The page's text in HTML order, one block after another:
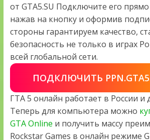
от GTA5.SU Подключите его прямо
нажав на кнопку и оформив
стороны гарантируем качество,
безопасность не только в играх
всей глобальной сети.
ПОДКЛЮЧИТЬ
ГТА 5 онлайн работает в России и
Теперь для компьютера можно
GTA Online и получить массу
Rockstar Games в онлайн режиме